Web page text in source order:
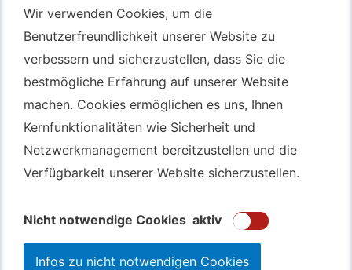
Wir verwenden Cookies, um die
Benutzerfreundlichkeit unserer Website zu
verbessern und sicherzustellen, dass Sie die
bestmögliche Erfahrung auf unserer Website
machen. Cookies ermöglichen es uns, Ihnen
Kernfunktionalitäten wie Sicherheit und
Netzwerkmanagement bereitzustellen und die
Verfügbarkeit unserer Website sicherzustellen.
Nicht notwendige Cookies aktiv
Infos zu nicht notwendigen Cookies
Wir verwenden Cookies, um die
Benutzerfreundlichkeit unserer Website zu
verbessern und sicherzustellen, dass Sie die
bestmögliche Erfahrung auf unserer Website
machen. Cookies ermöglichen es uns, Ihnen
Kernfunktionalitäten wie Sicherheit und
Netzwerkmanagement bereitzustellen und die
Verfügbarkeit unserer Website sicherzustellen.
Nicht notwendige Cookies aktiv
Infos zu nicht notwendigen Cookies
Autotransport Bochum
Autotransport Düsseldorf
Autotransport Essen
Autoexport Gelsenkirchen
Autoexport Herne
GebrauchtwagenAnkauf Bochum